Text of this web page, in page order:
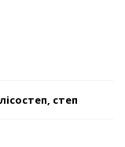
степ